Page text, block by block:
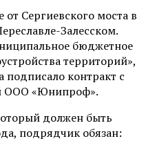
от Сергиевского моста в
Залесском.
бюджетное
территорий»,
подписало контракт с
ООО «Юнипроф».
должен быть
подрядчик обязан: